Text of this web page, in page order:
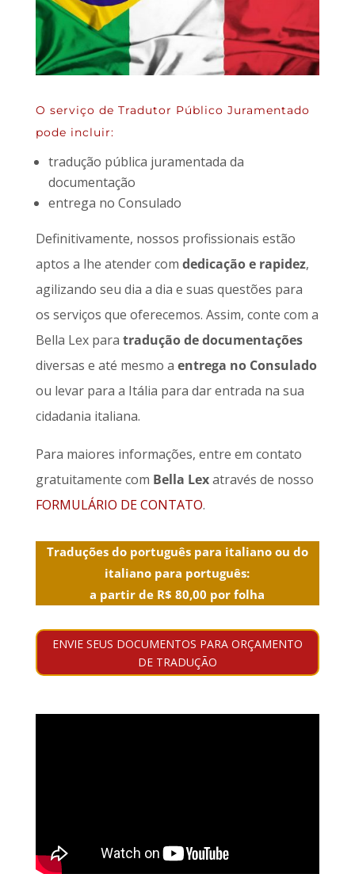
O serviço de Tradutor Público Juramentado
pode incluir:
tradução pública juramentada da
documentação
entrega no Consulado
Definitivamente, nossos profissionais estão
aptos a lhe atender com dedicação e rapidez,
agilizando seu dia a dia e suas questões para
os serviços que oferecemos. Assim, conte com a
Bella Lex para tradução de documentações
diversas e até mesmo a entrega no Consulado
ou levar para a Itália para dar entrada na sua
cidadania italiana.
Para maiores informações, entre em contato
gratuitamente com Bella Lexatravés de nosso
FORMULÁRIO DE CONTATO.
Traduções do português para italiano ou do
italiano para português:
a partir de R$ 80,00 por folha
ENVIE SEUS DOCUMENTOS PARA ORÇAMENTO
DE TRADUÇÃO